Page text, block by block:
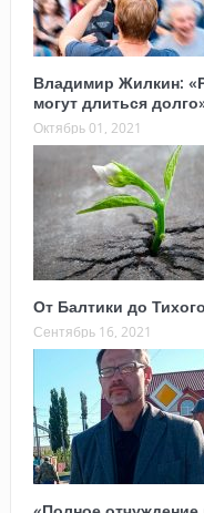
Владимир Жилкин:
могут длиться
Октябрь 01, 2021
От Балтики до
Сентябрь 16, 2021